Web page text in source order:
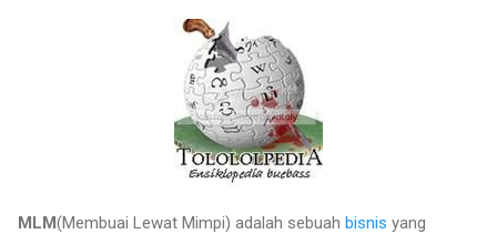
MLM(Membuai Lewat Mimpi) adalah sebuah bisnis yang